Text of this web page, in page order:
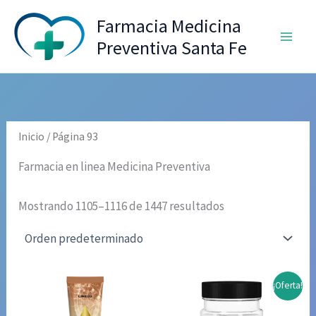
contenido
Farmacia Medicina
Preventiva Santa Fe
Inicio / Página 93
Farmacia en linea Medicina Preventiva
Mostrando 1105–1116 de 1447 resultados
¡Oferta!